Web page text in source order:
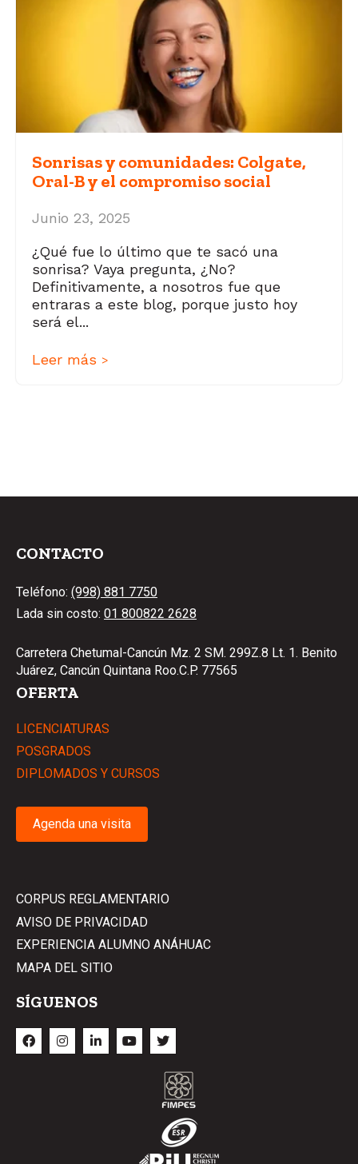
Sonrisas y comunidades: Colgate,
Oral-B y el compromiso social
Junio 23, 2025
¿Qué fue lo último que te sacó una
sonrisa? Vaya pregunta, ¿No?
Definitivamente, a nosotros fue que
entraras a este blog, porque justo hoy
será el...
Leer más >
CONTACTO
Teléfono: (998) 881 7750
Lada sin costo: 01 800822 2628
Carretera Chetumal-Cancún Mz. 2 SM. 299Z.8 Lt. 1. Benito
Juárez, Cancún Quintana Roo.C.P. 77565
OFERTA
LICENCIATURAS
POSGRADOS
DIPLOMADOS Y CURSOS
Agenda una visita
CORPUS REGLAMENTARIO
AVISO DE PRIVACIDAD
EXPERIENCIA ALUMNO ANÁHUAC
MAPA DEL SITIO
SÍGUENOS